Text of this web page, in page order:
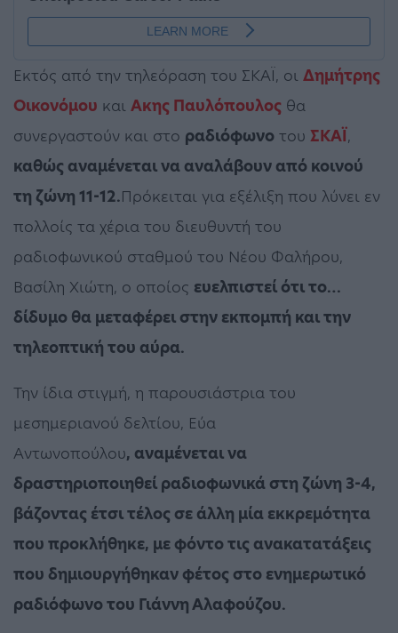
Εκτός από την τηλεόραση του ΣΚΑΪ, οι Δημήτρης
Οικονόμου και Ακης Παυλόπουλος θα
συνεργαστούν και στο ραδιόφωνο του ΣΚΑΪ,
καθώς αναμένεται να αναλάβουν από κοινού
τη ζώνη 11-12.Πρόκειται για εξέλιξη που λύνει εν
πολλοίς τα χέρια του διευθυντή του
ραδιοφωνικού σταθμού του Νέου Φαλήρου,
Βασίλη Χιώτη, ο οποίος ευελπιστεί ότι το…
δίδυμο θα μεταφέρει στην εκπομπή και την
τηλεοπτική του αύρα.
Την ίδια στιγμή, η παρουσιάστρια του
μεσημεριανού δελτίου, Εύα
Αντωνοπούλου, αναμένεται να
δραστηριοποιηθεί ραδιοφωνικά στη ζώνη 3-4,
βάζοντας έτσι τέλος σε άλλη μία εκκρεμότητα
που προκλήθηκε, με φόντο τις ανακατατάξεις
που δημιουργήθηκαν φέτος στο ενημερωτικό
ραδιόφωνο του Γιάννη Αλαφούζου.